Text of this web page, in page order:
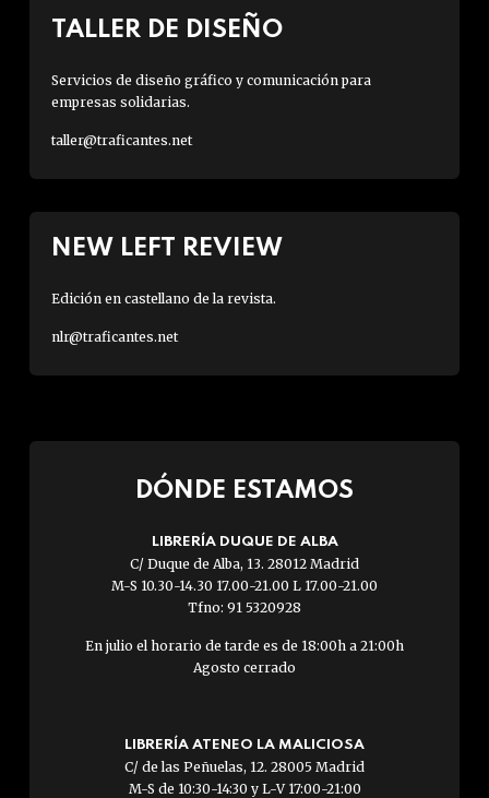
TALLER DE DISEÑO
Servicios de diseño gráfico y comunicación para
empresas solidarias.
taller@traficantes.net
NEW LEFT REVIEW
Edición en castellano de la revista.
nlr@traficantes.net
DÓNDE ESTAMOS
LIBRERÍA DUQUE DE ALBA
C/ Duque de Alba, 13. 28012 Madrid
M-S 10.30-14.30 17.00-21.00 L 17.00-21.00
Tfno: 91 5320928
En julio el horario de tarde es de 18:00h a 21:00h
Agosto cerrado
LIBRERÍA ATENEO LA MALICIOSA
C/ de las Peñuelas, 12. 28005 Madrid
M-S de 10:30-14:30 y L-V 17:00-21:00